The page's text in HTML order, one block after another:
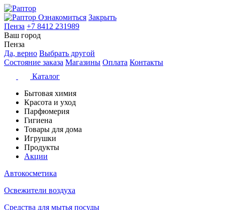
Ознакомиться Закрыть
Пенза +7 8412 231989
Ваш город
Пенза
Да, верно Выбрать другой
Состояние заказа Магазины Оплата Контакты
Каталог
Бытовая химия
Красота и уход
Парфюмерия
Гигиена
Товары для дома
Игрушки
Продукты
Акции
Автокосметика
Освежители воздуха
Средства для мытья посуды